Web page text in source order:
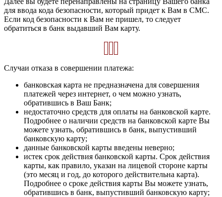
для ввода кода безопасности, который придет к Вам в СМС.
Если код безопасности к Вам не пришел, то следует
обратиться в банк выдавший Вам карту.
Случаи отказа в совершении платежа:
банковская карта не предназначена для совершения
платежей через интернет, о чем можно узнать,
обратившись в Ваш Банк;
недостаточно средств для оплаты на банковской карте.
Подробнее о наличии средств на банковской карте Вы
можете узнать, обратившись в банк, выпустивший
банковскую карту;
данные банковской карты введены неверно;
истек срок действия банковской карты. Срок действия
карты, как правило, указан на лицевой стороне карты
(это месяц и год, до которого действительна карта).
Подробнее о сроке действия карты Вы можете узнать,
обратившись в банк, выпустивший банковскую карту;